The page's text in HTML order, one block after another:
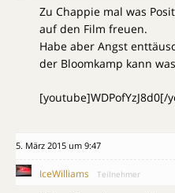
Zu Chappie mal was
auf den Film freuen.
Habe aber Angst
der Bloomkamp kann
[youtube]WDPofYzJ8d0[/
5. März 2015 um 9:47
IceWilliams Teilnehmer